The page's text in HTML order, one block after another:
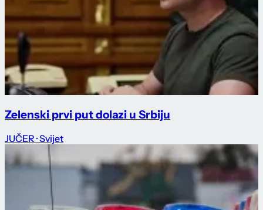
Zelenski prvi put dolazi u Srbiju
JUČER · Svijet